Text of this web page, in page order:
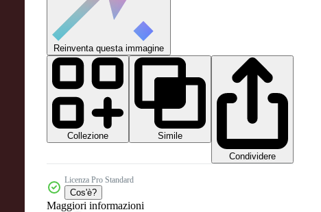
Reinventa questa immagine
Collezione
Simile
Condividere
Licenza Pro Standard
Cos'è?
Maggiori informazioni